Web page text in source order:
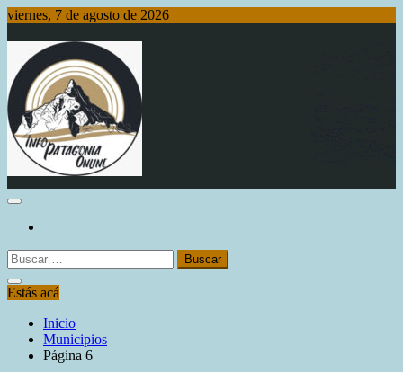
Saltar
contenido
viernes, 7 de agosto de 2026
Info Patagonia Online
Buscar:
Estás acá
Inicio
Municipios
Página 6